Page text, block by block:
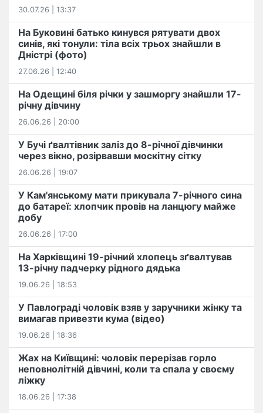
30.07.26 | 13:37
На Буковині батько кинувся рятувати двох
синів, які тонули: тіла всіх трьох знайшли в
Дністрі (фото)
27.06.26 | 12:40
На Одещині біля річки у зашморгу знайшли 17-
річну дівчину
26.06.26 | 20:00
У Бучі ґвалтівник заліз до 8-річної дівчинки
через вікно, розірвавши москітну сітку
26.06.26 | 19:07
У Кам'янському мати прикувала 7-річного сина
до батареї: хлопчик провів на ланцюгу майже
добу
26.06.26 | 17:00
На Харківщині 19-річний хлопець​ ️зґвалтував
13-річну падчерку рідного дядька
19.06.26 | 18:53
У Павлограді чоловік взяв у заручники жінку та
вимагав привезти кума (відео)
19.06.26 | 18:36
Жах на Київщині: чоловік перерізав горло
неповнолітній дівчині, коли та спала у своєму
ліжку
18.06.26 | 17:38